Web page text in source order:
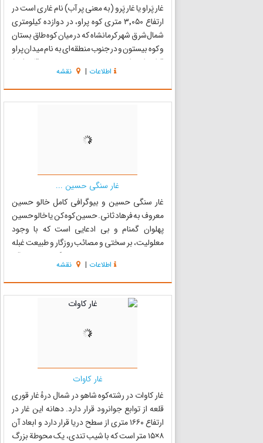
غار پَراو یا غار پَرو (به معنی پر آب) نام غاری است در
ارتفاع ۳٬۰۵۰ متری کوه پراو، در دوازده کیلومتری
شمال‌شرق شهر کرمانشاه که در میان کوه طاق بستان
و کوه بیستون و در جنوب منطقه‌ای به نام میدان پراو
قرار دارد. این غار در ۳۰۰ متری پایین قله شیخ
علیخان یا قله پراو قرار دارد. در زمان کشف ...
اطلاعات | نقشه
غار سنگی حسین ...
غار سنگی حسین و بیوگرافی کامل خالو حسین
معروف به فرهاد ثانی. حسین کوه کن یا خالو حسین
پهلوان گمنام و بی ادعایی است که با وجود
معلولیت، بر سختی و مصائب روزگار و طبیعت غبله
کرده و بنای استوار و تاریخی که هرگز نمونه ای از آن
وجود نداشته را در انداخته است. داستان شیرین و
فرهاد داستان باس...
اطلاعات | نقشه
غار کاوات
غار کاوات در رشته‌کوه شاهو در شمال درهٔ غار قوری
قلعه از توابع جوانرود قرار دارد. دهانه این غار در
ارتفاع ۱۶۶۰ متری از سطح دریا قرار دارد و ابعاد آن
۸×۱۵ متر است که با شیب تندی، یک محوطة بزرگ